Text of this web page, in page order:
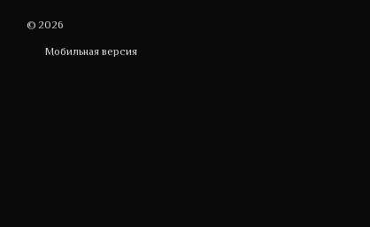
© 2026
Мобильная версия